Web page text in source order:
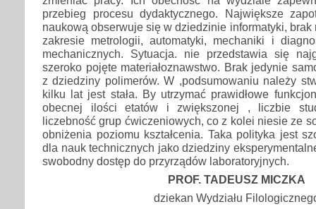
przebieg procesu dydaktycznego. Największe
naukową obserwuje się w dziedzinie informatyki,
zakresie metrologii, automatyki, mechaniki i
mechanicznych. Sytuacja. nie przedstawia się
szeroko pojęte materiałoznawstwo. Brak jedynie
z dziedziny polimerów. W ,podsumowaniu należy
kilku lat jest stała. By utrzymać prawidłowe
obecnej ilości etatów i zwiększonej , liczbie
liczebność grup ćwiczeniowych, co z kolei niesie ze
obniżenia poziomu kształcenia. Taka polityka jest
dla nauk technicznych jako dziedziny
swobodny dostęp do przyrządów laboratoryjnych.
PROF. TADEUSZ MICZKA
dziekan Wydziału